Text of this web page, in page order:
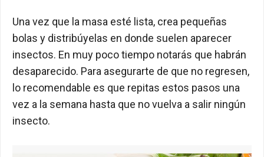
Una vez que la masa esté lista, crea pequeñas
bolas y distribúyelas en donde suelen aparecer
insectos. En muy poco tiempo notarás que habrán
desaparecido. Para asegurarte de que no regresen,
lo recomendable es que repitas estos pasos una
vez a la semana hasta que no vuelva a salir ningún
insecto.